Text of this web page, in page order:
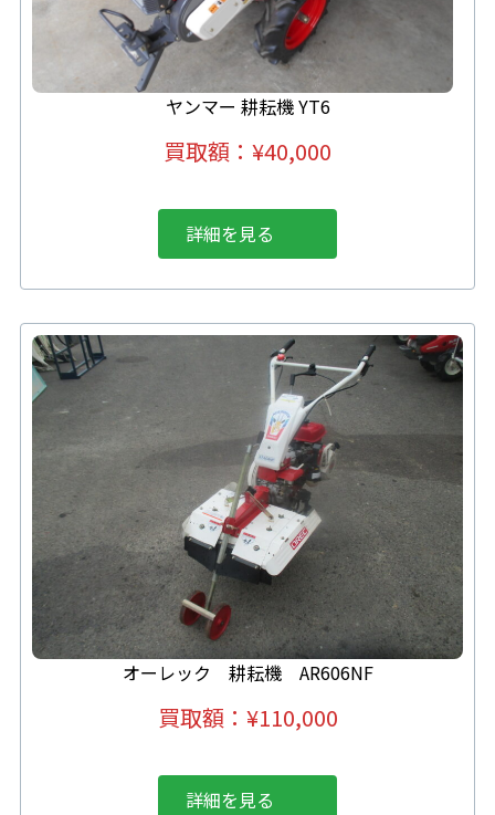
ヤンマー 耕耘機 YT6
買取額：¥40,000
詳細を見る
オーレック 耕耘機 AR606NF
買取額：¥110,000
詳細を見る